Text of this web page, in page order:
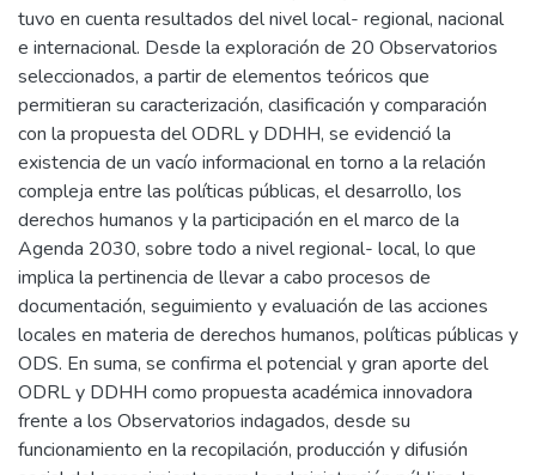
tuvo en cuenta resultados del nivel local- regional, nacional
e internacional. Desde la exploración de 20 Observatorios
seleccionados, a partir de elementos teóricos que
permitieran su caracterización, clasificación y comparación
con la propuesta del ODRL y DDHH, se evidenció la
existencia de un vacío informacional en torno a la relación
compleja entre las políticas públicas, el desarrollo, los
derechos humanos y la participación en el marco de la
Agenda 2030, sobre todo a nivel regional- local, lo que
implica la pertinencia de llevar a cabo procesos de
documentación, seguimiento y evaluación de las acciones
locales en materia de derechos humanos, políticas públicas y
ODS. En suma, se confirma el potencial y gran aporte del
ODRL y DDHH como propuesta académica innovadora
frente a los Observatorios indagados, desde su
funcionamiento en la recopilación, producción y difusión